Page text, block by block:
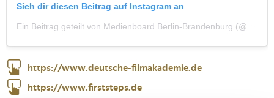
Sieh dir diesen Beitrag auf Instagram an
https://www.deutsche-filmakademie.de
https://www.firststeps.de